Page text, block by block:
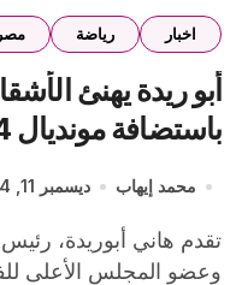
اخبار رياضة مصر
أبو ريدة يهنئ
باستضافة مونديال 2034
محمد إيهاب ديسمبر 11, 2024
تقدم هاني أبوريدة، رئيس الاتحاد المصري لكرة القدم،
وعضو المجلس الأعلى